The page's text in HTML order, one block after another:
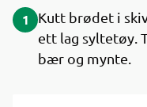
1
Kutt brødet i
ett lag syltetøy.
bær og mynte.